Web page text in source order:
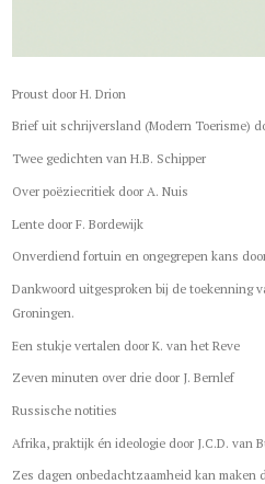
Proust door H. Drion
Brief uit schrijversland (Modern Toerisme)
Twee gedichten van H.B. Schipper
Over poëziecritiek door A. Nuis
Lente door F. Bordewijk
Onverdiend fortuin en ongegrepen kans
Dankwoord uitgesproken bij de toekenning
Groningen.
Een stukje vertalen door K. van het Reve
Zeven minuten over drie door J. Bernlef
Russische notities
Afrika, praktijk én ideologie door J.C.D. van
Zes dagen onbedachtzaamheid kan maken